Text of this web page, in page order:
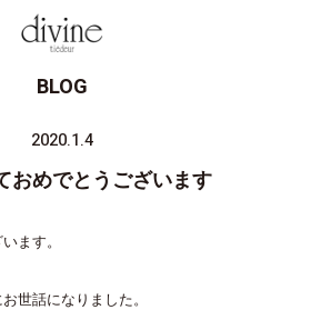
BLOG
2020.1.4
おめでとうございます
ます。
世話になりました。